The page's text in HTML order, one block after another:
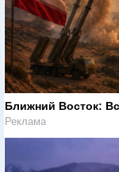
Ближний Восток:
Реклама